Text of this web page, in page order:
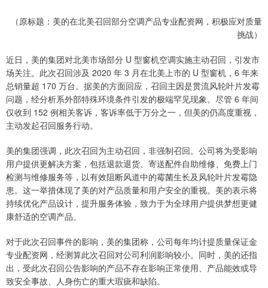
（原标题：美的在北美召回部分空调产品专业配资网，积极应对质量
挑战）
近日，美的集团对北美市场部分 U 型窗机空调实施主动召回，引发市
场关注。此次召回涉及 2020 年 3 月在北美上市的 U 型窗机，6 年来
总销量超 170 万台。据美的方面回应，召回主因是贯流风轮叶片发霉
问题，经分析系外部特殊环境条件引发的极端罕见现象。尽管 6 年间
仅收到 152 例相关客诉，客诉率低于万分之一，但美的仍高度重视，
主动发起召回服务行动。
美的集团强调，此次召回为主动召回，非强制召回。公司将为受影响
用户提供更解决方案，包括退款退货、寄送配件自助维修、免费上门
检测与维修服务等，以有效阻断风道中的霉菌生长及风轮叶片发霉隐
患。这一举措体现了美的对产品质量和用户安全的重视。美的表示将
持续优化产品设计，提升服务体验，致力于为全球用户提供梦想更健
康舒适的空调产品。
对于此次召回事件的影响，美的集团称，公司每年均计提质量保证金
专业配资网，经测算此次召回对公司利润影响较小。同时，美的还指
出，受此次召回公告影响的产品不存在影响正常使用、产品能效或导
致安全事故、人身伤亡的重大瑕疵和缺陷。